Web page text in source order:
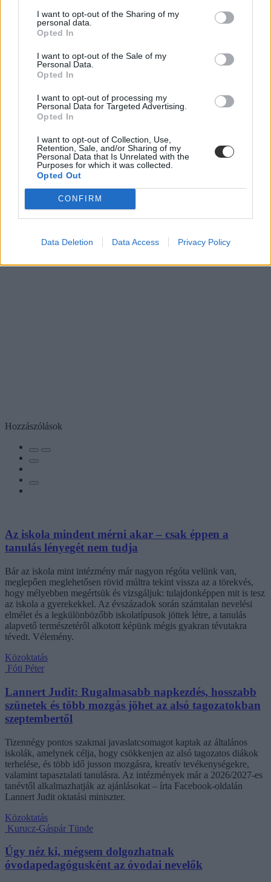
I want to opt-out of the Sharing of my
personal data.
Opted In
I want to opt-out of the Sale of my
Personal Data.
Opted In
I want to opt-out of processing my
Personal Data for Targeted Advertising.
Opted In
I want to opt-out of Collection, Use,
Retention, Sale, and/or Sharing of my
Personal Data that Is Unrelated with the
Purposes for which it was collected.
Opted Out
CONFIRM
Data Deletion Data Access Privacy Policy
Hozzászólások
Az iskola mindent mérni akar – csak éppen a
tanulás lényegét nem tudja
Bár az iskola mint intézmény már nagyon régóta velünk van,
meglepően meglehetősen rövid múltra tekint vissza az a törekvés,
hogy mélyebben megértsük és vizsgáljuk: tulajdonképpen mit is tesz
az iskola a gyerekekkel. Az évszázadok során számtalan nevelési
elmélet és a legkülönbözőbb iskolatípusok jöttek létre, a tanulás
alapvető természetéről alkotott képünk mégis gyakran tévutakra
tévedt. Vélemény.
Közoktatás
Fóti Péter
Lannert Judit: Rugalmasabb napkezdés, hosszabb
szünetek és több mozgás jöhet az alsó tagozatokban
szeptembertől
Tizennégy pontos szakmai javaslatcsomagot kaptak az általános
iskolák, amelynek célja, hogy csökkenjen az alsó tagozatos diákok
terhelése, és több idő jusson mozgásra, kreatív tevékenységekre,
valamint tapasztalati tanulásra. Az intézmények már a 2026/2027-es
tanévtől alkalmazhatják az ajánlásokat – írta Facebook-oldalán
Lannert Judit oktatási miniszter.
Közoktatás
Kurucz-Gáspár Tünde
Úgy néz ki, mégsem dolgozhatnak
óvodapedagógusként az óvodai nevelők